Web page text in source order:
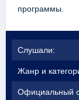
программы.
Слушали:
Жанр и
Официальный